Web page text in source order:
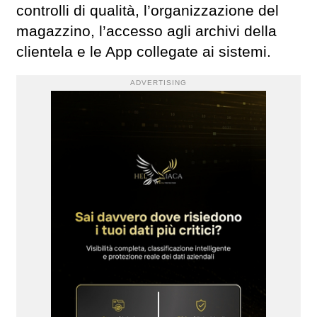
controlli di qualità, l’organizzazione del
magazzino, l’accesso agli archivi della
clientela e le App collegate ai sistemi.
ADVERTISING